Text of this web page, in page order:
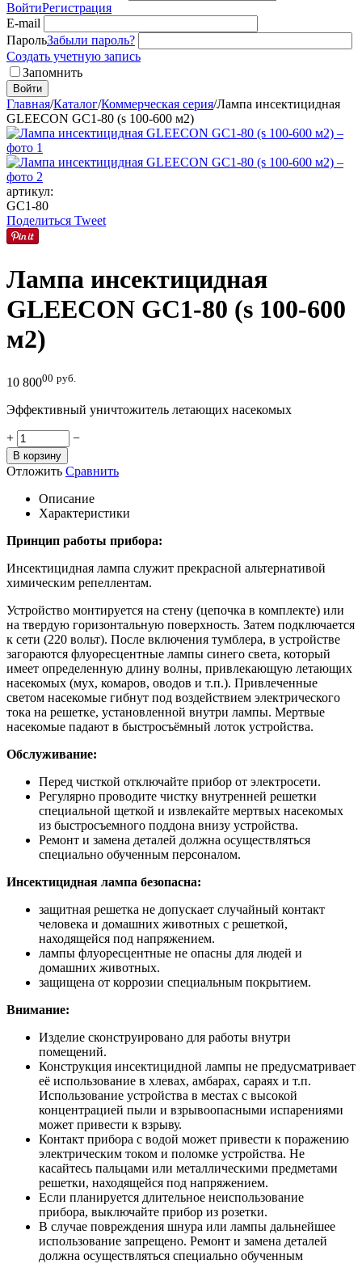
ВойтиРегистрация
E-mail
ПарольЗабыли пароль?
Создать учетную запись
Запомнить
Войти
Главная/Каталог/Коммерческая серия/Лампа инсектицидная
GLEECON GC1-80 (s 100-600 м2)
артикул:
GC1-80
Поделиться Tweet
Лампа инсектицидная
GLEECON GC1-80 (s 100-600
м2)
10 80000 руб.
Эффективный уничтожитель летающих насекомых
+ −
В корзину
Отложить Сравнить
Описание
Характеристики
Принцип работы прибора:
Инсектицидная лампа служит прекрасной альтернативой
химическим репеллентам.
Устройство монтируется на стену (цепочка в комплекте) или
на твердую горизонтальную поверхность. Затем подключается
к сети (220 вольт). После включения тумблера, в устройстве
загораются флуоресцентные лампы синего света, который
имеет определенную длину волны, привлекающую летающих
насекомых (мух, комаров, оводов и т.п.). Привлеченные
светом насекомые гибнут под воздействием электрического
тока на решетке, установленной внутри лампы. Мертвые
насекомые падают в быстросъёмный лоток устройства.
Обслуживание:
Перед чисткой отключайте прибор от электросети.
Регулярно проводите чистку внутренней решетки
специальной щеткой и извлекайте мертвых насекомых
из быстросъемного поддона внизу устройства.
Ремонт и замена деталей должна осуществляться
специально обученным персоналом.
Инсектицидная лампа безопасна:
защитная решетка не допускает случайный контакт
человека и домашних животных с решеткой,
находящейся под напряжением.
лампы флуоресцентные не опасны для людей и
домашних животных.
защищена от коррозии специальным покрытием.
Внимание:
Изделие сконструировано для работы внутри
помещений.
Конструкция инсектицидной лампы не предусматривает
её использование в хлевах, амбарах, сараях и т.п.
Использование устройства в местах с высокой
концентрацией пыли и взрывоопасными испарениями
может привести к взрыву.
Контакт прибора с водой может привести к поражению
электрическим током и поломке устройства. Не
касайтесь пальцами или металлическими предметами
решетки, находящейся под напряжением.
Если планируется длительное неиспользование
прибора, выключайте прибор из розетки.
В случае повреждения шнура или лампы дальнейшее
использование запрещено. Ремонт и замена деталей
должна осуществляться специально обученным